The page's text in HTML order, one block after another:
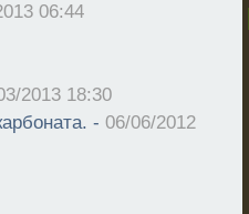
06:44
2013 18:30
-06/06/2012